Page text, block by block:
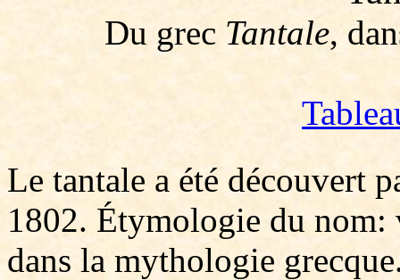
Du grec Tantale,
Le tantale a été découvert
1802. Étymologie du nom:
dans la mythologie